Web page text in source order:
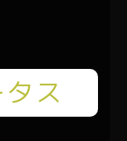
ス